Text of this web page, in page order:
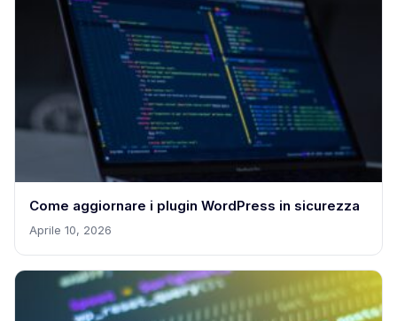
Come aggiornare i plugin WordPress in sicurezza
Aprile 10, 2026